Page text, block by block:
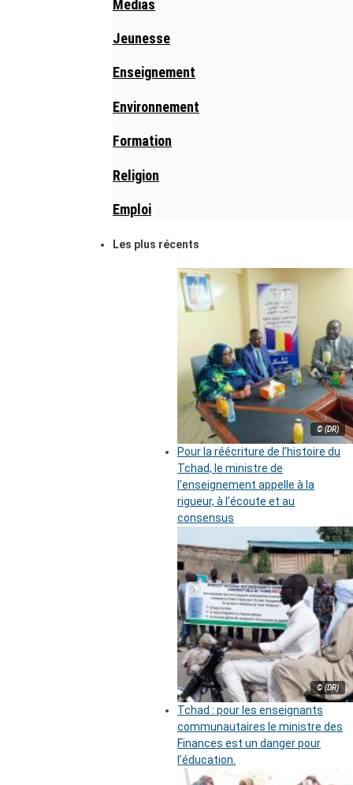
Medias
Jeunesse
Enseignement
Environnement
Formation
Religion
Emploi
Les plus récents
© (DR)
Pour la réécriture de l’histoire du
Tchad, le ministre de
l’enseignement appelle à la
rigueur, à l’écoute et au
consensus
© (DR)
Tchad : pour les enseignants
communautaires le ministre des
Finances est un danger pour
l’éducation.